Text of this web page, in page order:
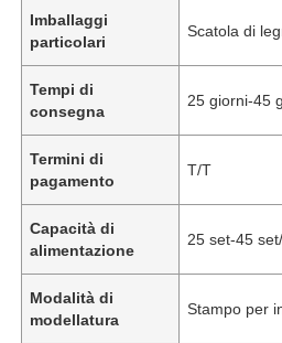
Imballaggi
particolari
Scatola di
Tempi di
consegna
25 giorni-45
Termini di
pagamento
T/T
Capacità di
alimentazione
25 set-45
Modalità di
modellatura
Stampo per